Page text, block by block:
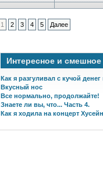
1 2 3 4 5 Далее
Интересное и смешное
Как я разгуливал с кучой
Вкусный нос
Все нормально, продолжайте!
Знаете ли вы, что... Часть 4.
Как я ходила на концерт